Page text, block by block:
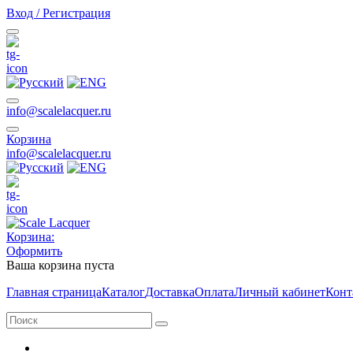
Вход / Регистрация
info@scalelacquer.ru
Корзина
info@scalelacquer.ru
Корзина:
Оформить
Ваша корзина пуста
Главная страницаКаталогДоставкаОплатаЛичный кабинет